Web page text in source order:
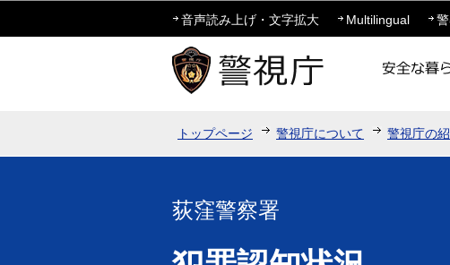
音声読み上げ・文字拡大 Multilingual
トップページ 警視庁について 警視庁の
荻窪警察署